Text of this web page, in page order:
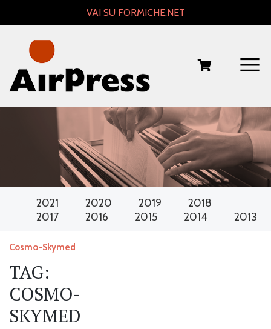
VAI SU FORMICHE.NET
2021 2020 2019
2018
2017
2016 2015 2014 2013
Cosmo-Skymed
TAG:
COSMO-
SKYMED